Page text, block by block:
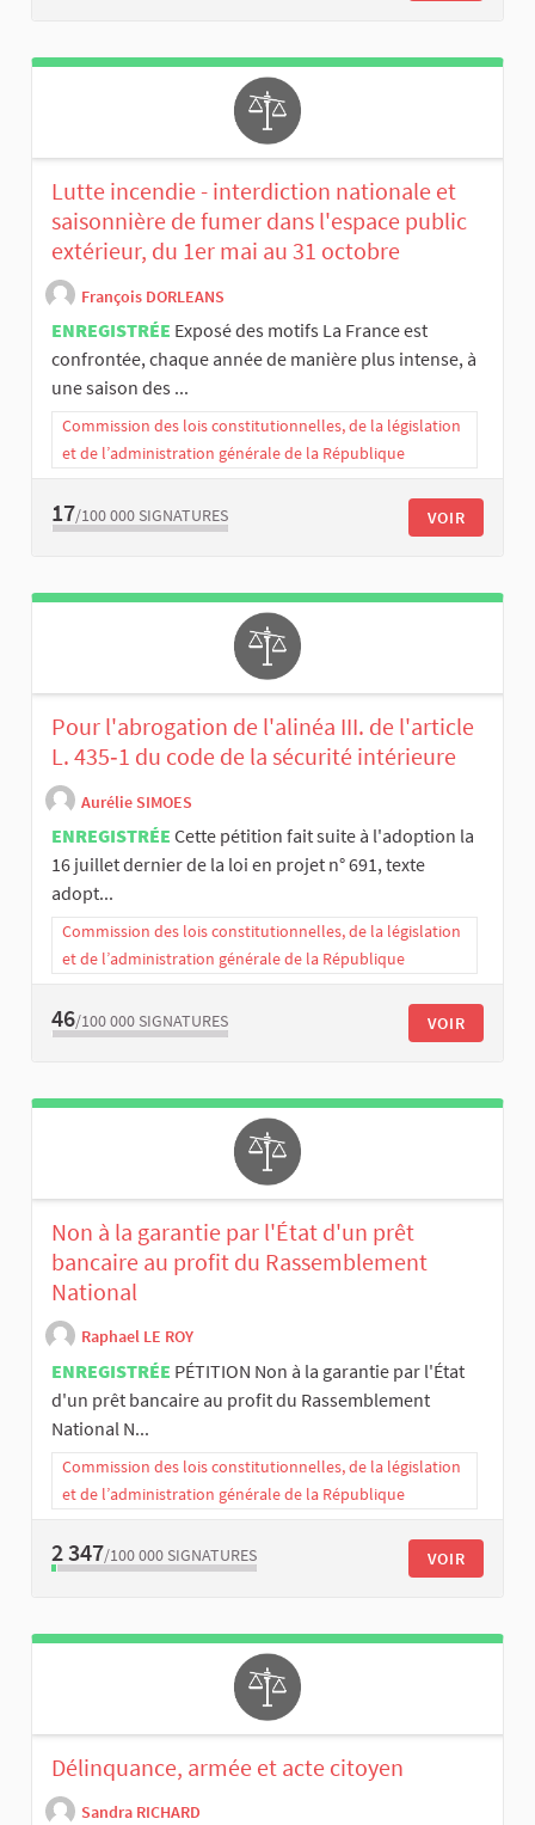
Lutte incendie - interdiction nationale et
saisonnière de fumer dans l'espace public
extérieur, du 1er mai au 31 octobre
François DORLEANS
ENREGISTRÉE Exposé des motifs La France est
confrontée, chaque année de manière plus intense, à
une saison des ...
Commission des lois constitutionnelles, de la législation
et de l’administration générale de la République
17/100 000 SIGNATURES VOIR
Pour l'abrogation de l'alinéa III. de l'article
L. 435‑1 du code de la sécurité intérieure
Aurélie SIMOES
ENREGISTRÉE Cette pétition fait suite à l'adoption la
16 juillet dernier de la loi en projet n° 691, texte
adopt...
Commission des lois constitutionnelles, de la législation
et de l’administration générale de la République
46/100 000 SIGNATURES VOIR
Non à la garantie par l'État d'un prêt
bancaire au profit du Rassemblement
National
Raphael LE ROY
ENREGISTRÉE PÉTITION Non à la garantie par l'État
d'un prêt bancaire au profit du Rassemblement
National N...
Commission des lois constitutionnelles, de la législation
et de l’administration générale de la République
2 347/100 000 SIGNATURES VOIR
Délinquance, armée et acte citoyen
Sandra RICHARD